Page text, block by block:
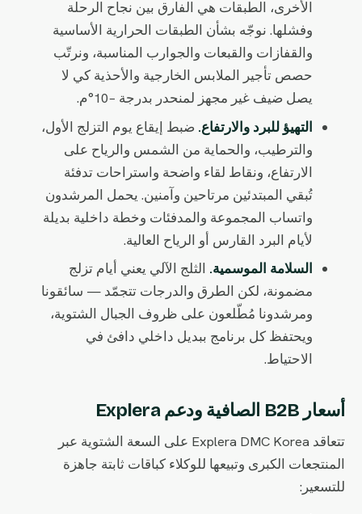
الأخرى، الطبقات هي الفارق بين نجاح الرحلة
وفشلها. نوجّه بشأن الطبقات الحرارية الأساسية
والقفازات والقبعات والجوارب المناسبة، ونرتّب
حصص تأجير الملابس الخارجية والأحذية كي لا
يصل ضيف غير مجهز لمنحدر بدرجة −10°م.
التهيؤ للبرد والارتفاع. ضبط إيقاع يوم التزلج الأول،
والترطيب، والحماية من الشمس والرياح على
الارتفاع، ونقاط لقاء واضحة واستراحات تدفئة
تُبقي المبتدئين مرتاحين وآمنين. يحمل المرشدون
واتساب المجموعة والمدفئات وخطة داخلية بديلة
لأيام البرد القارس أو الرياح العالية.
السلامة الموسمية. الثلج الآلي يعني أيام تزلج
مضمونة، لكن الطرق والدرجات تتجمّد — سائقونا
ومرشدونا مُطّلعون على ظروف الجبال الشتوية،
ويحتفظ كل برنامج ببديل داخلي دافئ في
الاحتياط.
أسعار B2B الصافية ودعم Explera
تتعاقد Explera DMC Korea على السعة الشتوية عبر
المنتجعات الكبرى وتبيعها للوكلاء كباقات ثابتة جاهزة
للتسعير: